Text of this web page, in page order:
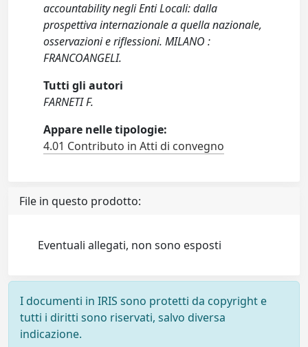
accountability negli Enti Locali: dalla
prospettiva internazionale a quella nazionale,
osservazioni e riflessioni. MILANO :
FRANCOANGELI.
Tutti gli autori
FARNETI F.
Appare nelle tipologie:
4.01 Contributo in Atti di convegno
File in questo prodotto:
Eventuali allegati, non sono esposti
I documenti in IRIS sono protetti da copyright e
tutti i diritti sono riservati, salvo diversa
indicazione.